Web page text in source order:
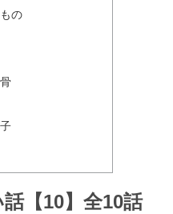
の
【10】全10話